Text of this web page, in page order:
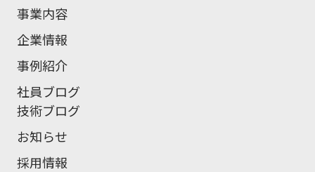
事業内容
企業情報
事例紹介
社員ブログ
技術ブログ
お知らせ
採用情報